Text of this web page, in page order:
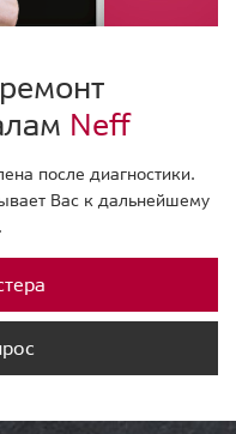
Neff
после диагностики.
Вас к дальнейшему